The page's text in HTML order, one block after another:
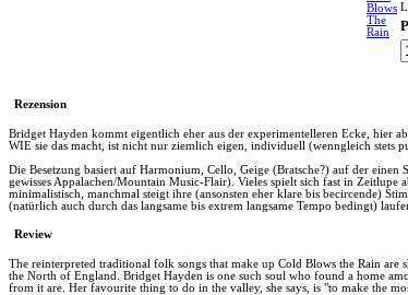
Rezension
Bridget Hayden kommt eigentlich eher aus der experimentelleren Ecke, hier
WIE sie das macht, ist nicht nur ziemlich eigen, individuell (wenngleich stets
Die Besetzung basiert auf Harmonium, Cello, Geige (Bratsche?) auf der
gewisses Appalachen/Mountain Music-Flair). Vieles spielt sich fast in
minimalistisch, manchmal steigt ihre (ansonsten eher klare bis becircende)
(natürlich auch durch das langsame bis extrem langsame Tempo bedingt)
Review
The reinterpreted traditional folk songs that make up Cold Blows the Rain
the North of England. Bridget Hayden is one such soul who found a home
from it are. Her favourite thing to do in the valley, she says, is "to make the